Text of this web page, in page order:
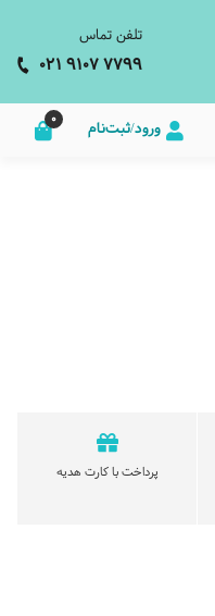
تلفن تماس
021 9107 7799
ورود/ثبت‌نام 0
پرداخت با کارت هدیه